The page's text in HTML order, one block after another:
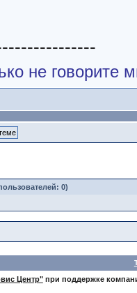
не говорите
0)
Центр"при поддержке